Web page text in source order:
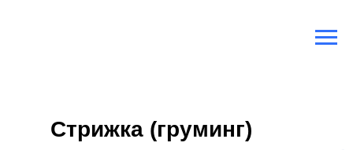
Стрижка (груминг)